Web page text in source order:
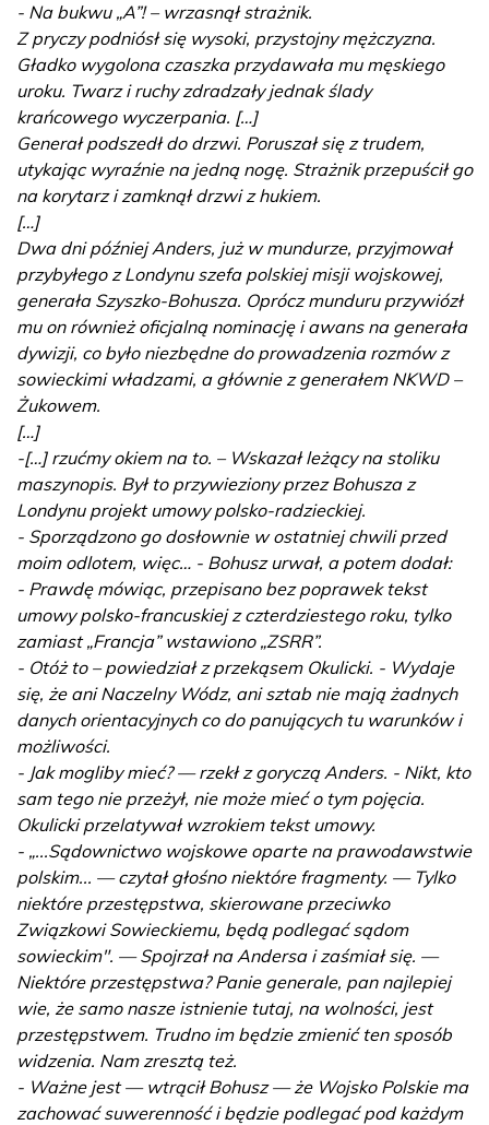
- Na bukwu „A”! – wrzasnął strażnik.
Z pryczy podniósł się wysoki, przystojny mężczyzna.
Gładko wygolona czaszka przydawała mu męskiego
uroku. Twarz i ruchy zdradzały jednak ślady
krańcowego wyczerpania. […]
Generał podszedł do drzwi. Poruszał się z trudem,
utykając wyraźnie na jedną nogę. Strażnik przepuścił go
na korytarz i zamknął drzwi z hukiem.
[…]
Dwa dni później Anders, już w mundurze, przyjmował
przybyłego z Londynu szefa polskiej misji wojskowej,
generała Szyszko-Bohusza. Oprócz munduru przywiózł
mu on również oficjalną nominację i awans na generała
dywizji, co było niezbędne do prowadzenia rozmów z
sowieckimi władzami, a głównie z generałem NKWD –
Żukowem.
[…]
-[…] rzućmy okiem na to. – Wskazał leżący na stoliku
maszynopis. Był to przywieziony przez Bohusza z
Londynu projekt umowy polsko-radzieckiej.
- Sporządzono go dosłownie w ostatniej chwili przed
moim odlotem, więc… - Bohusz urwał, a potem dodał:
- Prawdę mówiąc, przepisano bez poprawek tekst
umowy polsko-francuskiej z czterdziestego roku, tylko
zamiast „Francja” wstawiono „ZSRR”.
- Otóż to – powiedział z przekąsem Okulicki. - Wydaje
się, że ani Naczelny Wódz, ani sztab nie mają żadnych
danych orientacyjnych co do panujących tu warunków i
możliwości.
- Jak mogliby mieć? — rzekł z goryczą Anders. - Nikt, kto
sam tego nie przeżył, nie może mieć o tym pojęcia.
Okulicki przelatywał wzrokiem tekst umowy.
- „...Sądownictwo wojskowe oparte na prawodawstwie
polskim... — czytał głośno niektóre fragmenty. — Tylko
niektóre przestępstwa, skierowane przeciwko
Związkowi Sowieckiemu, będą podlegać sądom
sowieckim". — Spojrzał na Andersa i zaśmiał się. —
Niektóre przestępstwa? Panie generale, pan najlepiej
wie, że samo nasze istnienie tutaj, na wolności, jest
przestępstwem. Trudno im będzie zmienić ten sposób
widzenia. Nam zresztą też.
- Ważne jest — wtrącił Bohusz — że Wojsko Polskie ma
zachować suwerenność i będzie podlegać pod każdym